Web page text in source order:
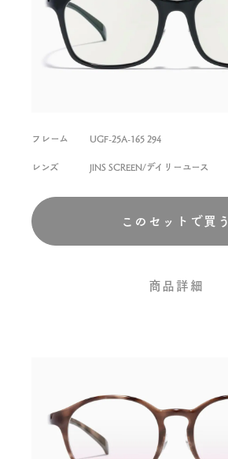
フレーム UGF-25A-165 294
レンズ JINS SCREEN/デイリーユース
このセットで買う
商品詳細